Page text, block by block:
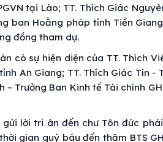
tại Lào; TT. Thích Giác
ban Hoằng pháp tỉnh Tiền
đồng tham dự.
có sự hiện diện của TT. Thích
An Giang; TT. Thích Giác Tín -
Trưởng Ban Kinh tế Tài chính
lời tri ân đến chư Tôn đức
gian quý báu đến thăm BTS